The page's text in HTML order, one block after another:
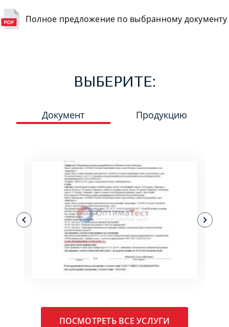
Полное предложение по выбранному документу
ВЫБЕРИТЕ:
Документ Продукцию
ПОДРОБНЕЕ
ПОСМОТРЕТЬ ВСЕ УСЛУГИ